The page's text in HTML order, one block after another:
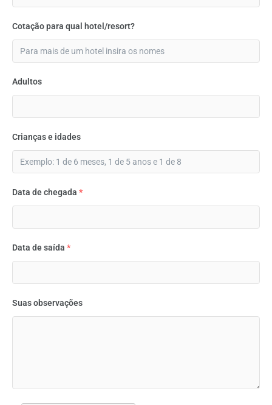
Cotação para qual hotel/resort?
Adultos
Crianças e idades
Data de chegada *
Data de saída *
Suas observações